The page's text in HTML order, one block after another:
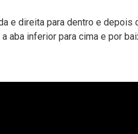
e direita para dentro e
aba inferior para cima e por